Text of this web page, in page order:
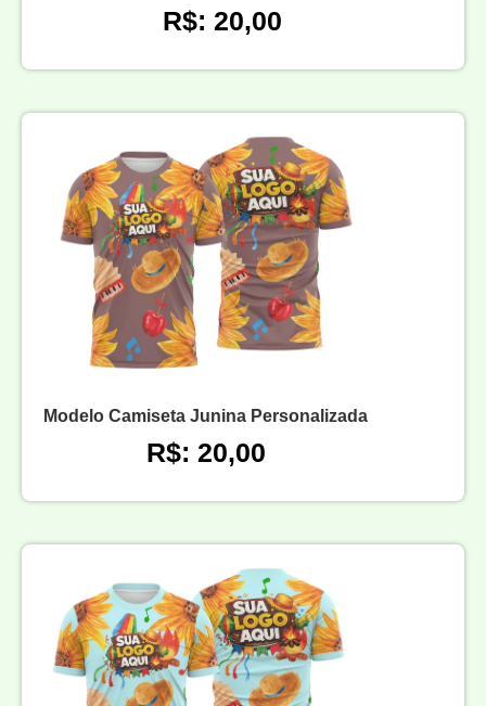
R$: 20,00
Modelo Camiseta Junina Personalizada
R$: 20,00